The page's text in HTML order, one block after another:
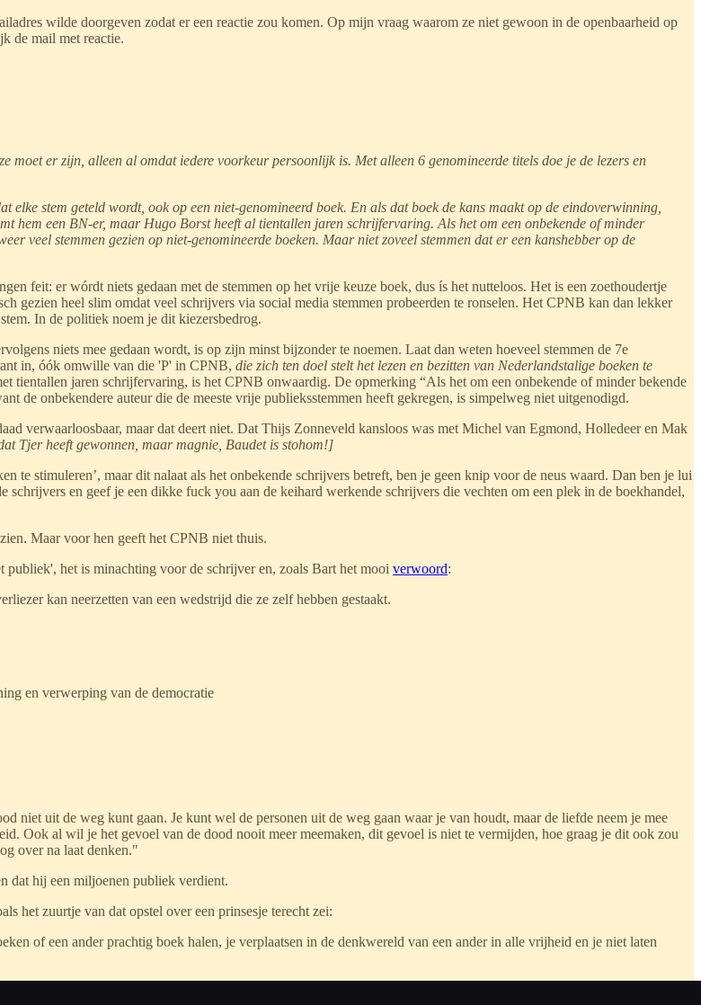
wilde doorgeven zodat er een reactie zou komen. Op mijn vraag waarom ze niet gewoon in de openbaarheid op
de mail met reactie.
moet er zijn, alleen al omdat iedere voorkeur persoonlijk is. Met alleen 6 genomineerde titels doe je de lezers en
elke stem geteld wordt, ook op een niet-genomineerd boek. En als dat boek de kans maakt op de eindoverwinning,
hem een BN-er, maar Hugo Borst heeft al tientallen jaren schrijfervaring. Als het om een onbekende of minder
veel stemmen gezien op niet-genomineerde boeken. Maar niet zoveel stemmen dat er een kanshebber op de
feit: er wórdt niets gedaan met de stemmen op het vrije keuze boek, dus ís het nutteloos. Het is een zoethoudertje
gezien heel slim omdat veel schrijvers via social media stemmen probeerden te ronselen. Het CPNB kan dan lekker
In de politiek noem je dit kiezersbedrog.
niets mee gedaan wordt, is op zijn minst bijzonder te noemen. Laat dan weten hoeveel stemmen de 7e
in, óók omwille van die 'P' in CPNB, die zich ten doel stelt het lezen en bezitten van Nederlandstalige boeken te
tientallen jaren schrijfervaring, is het CPNB onwaardig. De opmerking “Als het om een onbekende of minder bekende
de onbekendere auteur die de meeste vrije publieksstemmen heeft gekregen, is simpelweg niet uitgenodigd.
verwaarloosbaar, maar dat deert niet. Dat Thijs Zonneveld kansloos was met Michel van Egmond, Holledeer en Mak
Tjer heeft gewonnen, maar magnie, Baudet is stohom!]
te stimuleren’, maar dit nalaat als het onbekende schrijvers betreft, ben je geen knip voor de neus waard. Dan ben je lui
schrijvers en geef je een dikke fuck you aan de keihard werkende schrijvers die vechten om een plek in de boekhandel,
Maar voor hen geeft het CPNB niet thuis.
het is minachting voor de schrijver en, zoals Bart het mooi verwoord:
kan neerzetten van een wedstrijd die ze zelf hebben gestaakt.
en verwerping van de democratie
niet uit de weg kunt gaan. Je kunt wel de personen uit de weg gaan waar je van houdt, maar de liefde neem je mee
Ook al wil je het gevoel van de dood nooit meer meemaken, dit gevoel is niet te vermijden, hoe graag je dit ook zou
over na laat denken."
dat hij een miljoenen publiek verdient.
het zuurtje van dat opstel over een prinsesje terecht zei:
of een ander prachtig boek halen, je verplaatsen in de denkwereld van een ander in alle vrijheid en je niet laten